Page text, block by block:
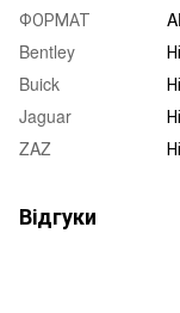
ФОРМАТ
Bentley
Ні
Buick
Ні
Jaguar
Ні
ZAZ
Ні
Відгуки